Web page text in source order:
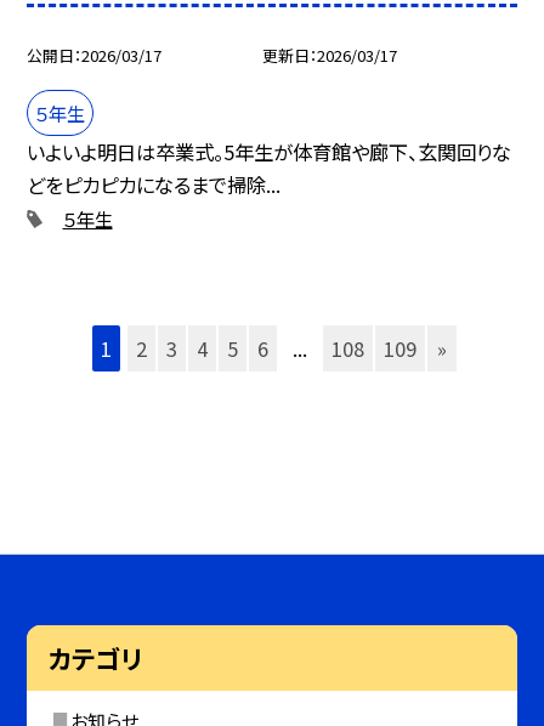
公開日 2026/03/17 更新日 2026/03/17
５年生
いよいよ明日は卒業式。5年生が体育館や廊下、玄関回りな
どをピカピカになるまで掃除...
５年生
1 2 3 4 5 6 ... 108 109 »
カテゴリ
お知らせ